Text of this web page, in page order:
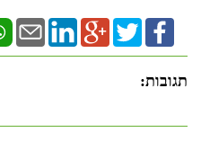
תגובות: